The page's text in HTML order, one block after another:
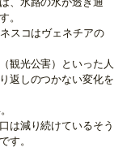
。
スコはヴェネチアの
観光公害）といった人
返しのつかない変化を
は減り続けているそう
す。